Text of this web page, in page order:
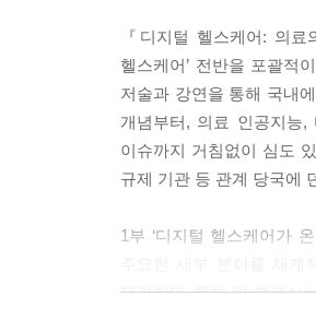
· 누구도 가보지 않은 길
난관 1. 어떻게 규제할 것
난관 2. 보험 적용을 받을
난관 3. 의사가 과연 처방할
난관 4. 환자는 디지털 치료
· 제약사와 디지털 치료제
『디지털 헬스케어: 의
헬스케어’ 전반을 포괄적
저술과 강연을 통해 국내
개념부터, 의료 인공지능
이슈까지 거침없이 심도
규제 기관 등 관계 당국에
1부 ‘디지털 헬스케어가
제기한다. 특히 이 책에서